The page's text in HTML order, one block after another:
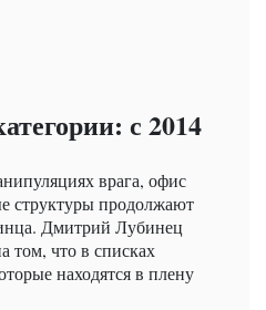
с 2014
врага, офис
структуры продолжают
Дмитрий Лубинец
том, что в списках
находятся в плену